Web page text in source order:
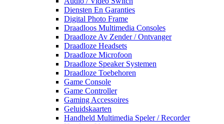
Diensten En Garanties
Digital Photo Frame
Draadloos Multimedia Consoles
Draadloze Av Zender / Ontvanger
Draadloze Headsets
Draadloze Microfoon
Draadloze Speaker Systemen
Draadloze Toebehoren
Game Console
Game Controller
Gaming Accessoires
Geluidskaarten
Handheld Multimedia Speler / Recorder